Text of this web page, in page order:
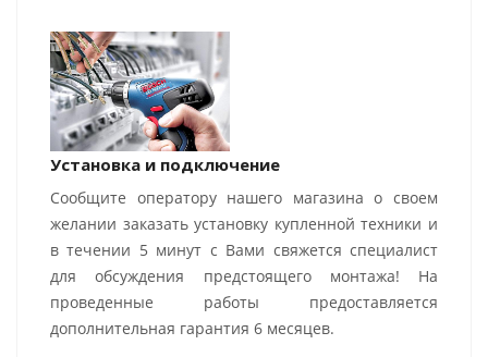
Установка и подключение
Сообщите оператору нашего магазина о своем
желании заказать установку купленной техники и
в течении 5 минут с Вами свяжется специалист
для обсуждения предстоящего монтажа! На
проведенные работы предоставляется
дополнительная гарантия 6 месяцев.